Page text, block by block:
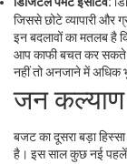
जिससे छोटे व्यापारी और
इन बदलावों का मतलब है
आप काफी बचत कर सकते
नहीं तो अनजाने में अधिक
जन कल्याण
बजट का दूसरा बड़ा
है। इस साल कुछ नई पहलें